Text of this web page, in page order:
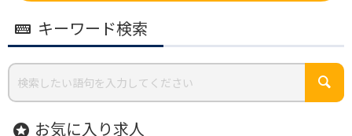
キーワード検索
stars お気に入り求人